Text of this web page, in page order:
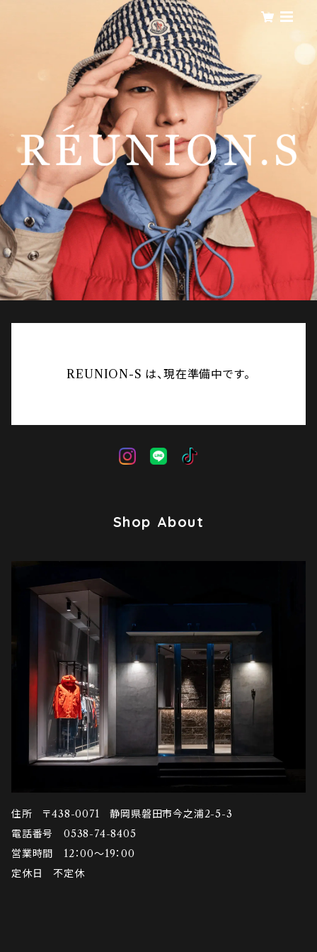
REUNION-S は、現在準備中です。
Shop About
住所 〒438-0071 静岡県磐田市今之浦2-5-3
電話番号 0538-74-8405
営業時間 12：00～19：00
定休日 不定休